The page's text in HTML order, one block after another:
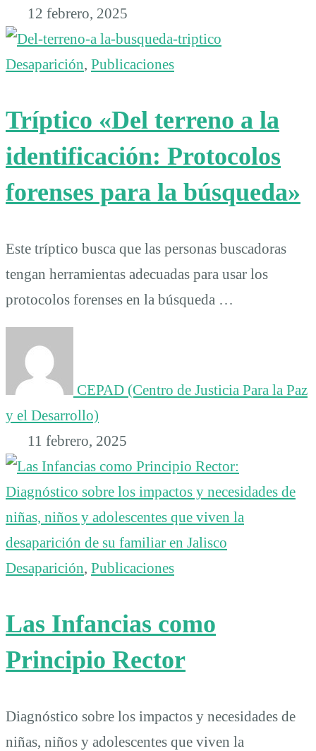
12 febrero, 2025
Desaparición, Publicaciones
Tríptico «Del terreno a la
identificación: Protocolos
forenses para la búsqueda»
Este tríptico busca que las personas buscadoras
tengan herramientas adecuadas para usar los
protocolos forenses en la búsqueda …
CEPAD (Centro de Justicia Para la Paz
y el Desarrollo)
11 febrero, 2025
Desaparición, Publicaciones
Las Infancias como
Principio Rector
Diagnóstico sobre los impactos y necesidades de
niñas, niños y adolescentes que viven la